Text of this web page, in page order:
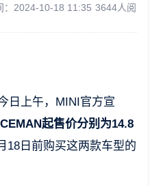
：2024-10-18 11:35 3644人阅
日上午，MINI官方宣
起售价分别为14.8
18日前购买这两款车型的